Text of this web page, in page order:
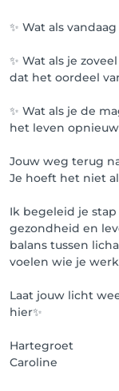
✨ Wat als
✨ Wat als je
dat het oordeel
✨ Wat als je de
het leven
Jouw weg terug
Je hoeft het niet
Ik begeleid je
gezondheid en
balans tussen
voelen wie je
Laat jouw licht
hier✨
Hartegroet
Caroline